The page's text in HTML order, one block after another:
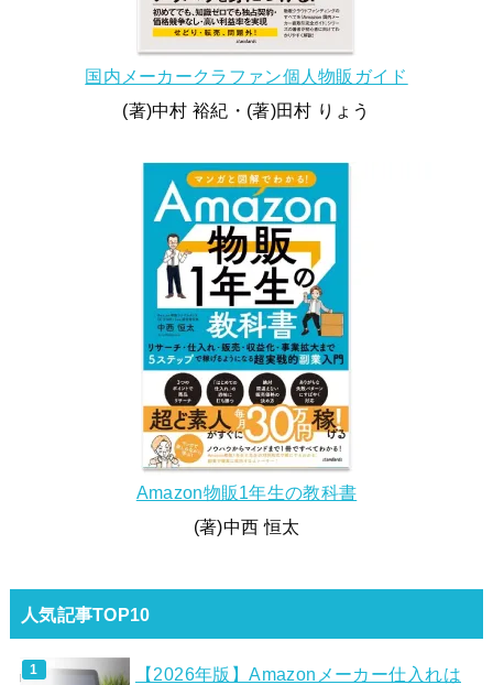
国内メーカークラファン個人物販ガイド
(著)中村 裕紀・(著)田村 りょう
Amazon物販1年生の教科書
(著)中西 恒太
人気記事TOP10
【2026年版】Amazonメーカー仕入れは